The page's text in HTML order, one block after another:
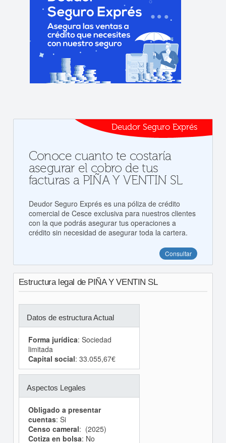
Deudor Seguro Exprés
Conoce cuanto te costaría
asegurar el cobro de tus
facturas a PIÑA Y VENTIN SL
Deudor Seguro Exprés es una póliza de crédito
comercial de Cesce exclusiva para nuestros clientes
con la que podrás asegurar tus operaciones a
crédito sin necesidad de asegurar toda la cartera.
Consultar
Estructura legal de PIÑA Y VENTIN SL
Datos de estructura Actual
Forma jurídica: Sociedad
limitada
Capital social: 33.055,67€
Aspectos Legales
Obligado a presentar
cuentas: Si
Censo cameral: (2025)
Cotiza en bolsa: No